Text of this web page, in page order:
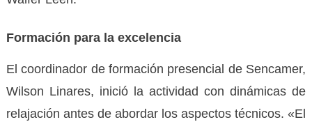
Formación para la excelencia
El coordinador de formación presencial de Sencamer,
Wilson Linares, inició la actividad con dinámicas de
relajación antes de abordar los aspectos técnicos. «El